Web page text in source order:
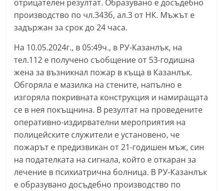
отрицателен резултат. Образувано е досъдебно
производство по чл.343б, ал.3 от НК. Мъжът е
задържан за срок до 24 часа.
На 10.05.2024г., в 05:49ч., в РУ-Казанлък, на
тел.112 е получено съобщение от 53-годишна
жена за възникнал пожар в къща в Казанлък.
Обгоряла е мазилка на стените, напълно е
изгоряла покривната конструкция и намиращата
се в нея покъщнина. В резултат на проведените
оперативно-издирвателни мероприятия на
полицейските служители е установено, че
пожарът е предизвикан от 21-годишен мъж, син
на подателката на сигнала, който е откаран за
лечение в психиатрична болница. В РУ-Казанлък
е образувано досъдебно производство по